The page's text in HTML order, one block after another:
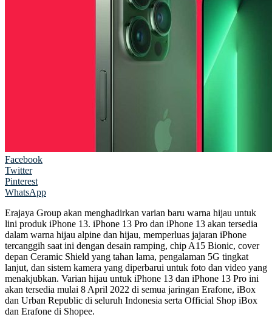
Facebook
Twitter
Pinterest
WhatsApp
Erajaya Group akan menghadirkan varian baru warna hijau untuk
lini produk iPhone 13. iPhone 13 Pro dan iPhone 13 akan tersedia
dalam warna hijau alpine dan hijau, memperluas jajaran iPhone
tercanggih saat ini dengan desain ramping, chip A15 Bionic, cover
depan Ceramic Shield yang tahan lama, pengalaman 5G tingkat
lanjut, dan sistem kamera yang diperbarui untuk foto dan video yang
menakjubkan. Varian hijau untuk iPhone 13 dan iPhone 13 Pro ini
akan tersedia mulai 8 April 2022 di semua jaringan Erafone, iBox
dan Urban Republic di seluruh Indonesia serta Official Shop iBox
dan Erafone di Shopee.